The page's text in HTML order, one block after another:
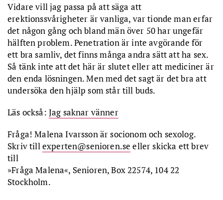
Vidare vill jag passa på att säga att
erektionssvårigheter är vanliga, var tionde man erfar
det någon gång och bland män över 50 har ungefär
hälften problem. Penetration är inte avgörande för
ett bra samliv, det finns många andra sätt att ha sex.
Så tänk inte att det här är slutet eller att mediciner är
den enda lösningen. Men med det sagt är det bra att
undersöka den hjälp som står till buds.
Läs också: Jag saknar vänner
Fråga! Malena Ivarsson är socionom och sexolog.
Skriv tillexperten@senioren.se eller skicka ett brev
till
»Fråga Malena«, Senioren, Box 22574, 104 22
Stockholm.